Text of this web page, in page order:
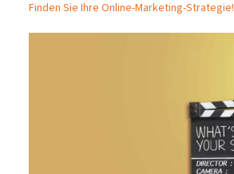
Finden Sie Ihre Online-Marketing-Strategie!